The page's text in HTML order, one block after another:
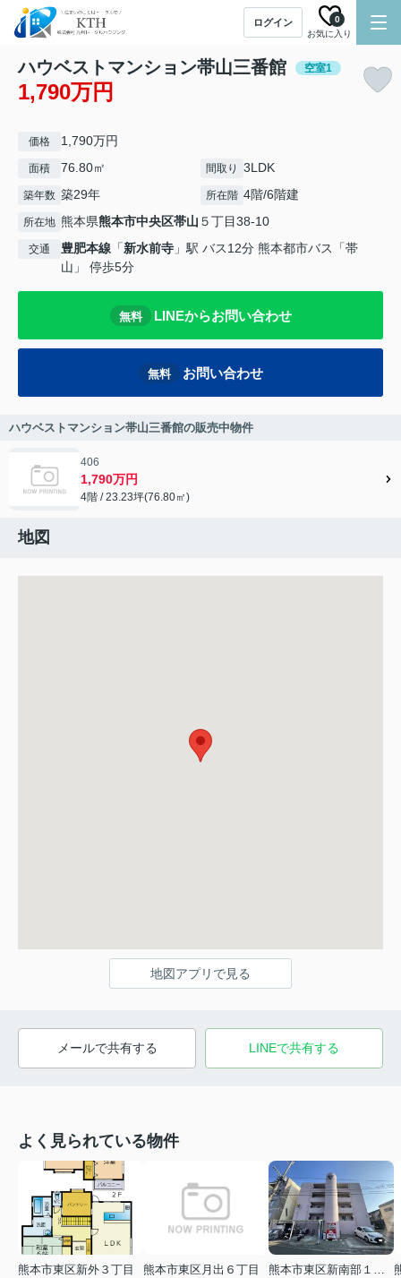
ログイン
お気に入り
0
ハウベストマンション帯山三番館 空室1
1,790万円
価格 1,790万円
面積 76.80㎡ 間取り 3LDK
築年数 築29年 所在階 4階/6階建
所在地 熊本県熊本市中央区帯山 ５丁目38-10
交通 豊肥本線 「新水前寺 」駅 バス12分 熊本都市バス「帯
山」 停歩5分
無料 LINEからお問い合わせ
無料 お問い合わせ
ハウベストマンション帯山三番館の販売中物件
406
1,790万円
4階 / 23.23坪(76.80㎡)
地図
地図アプリで見る
メールで共有する LINEで共有する
よく見られている物件
熊本市東区新外３丁目
熊本市東区月出６丁目